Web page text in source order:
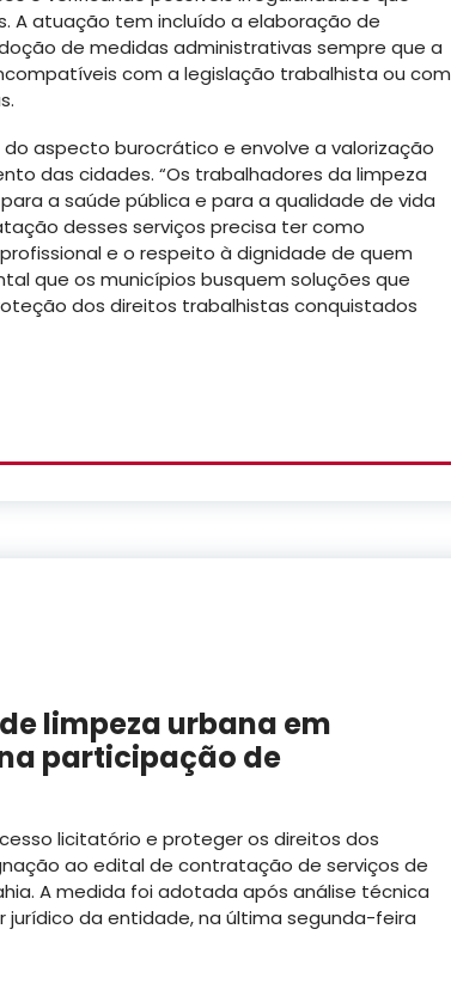
A atuação tem incluído a elaboração de
de medidas administrativas sempre que a
com a legislação trabalhista ou com
aspecto burocrático e envolve a valorização
das cidades. “Os trabalhadores da limpeza
a saúde pública e para a qualidade de vida
desses serviços precisa ter como
e o respeito à dignidade de quem
que os municípios busquem soluções que
dos direitos trabalhistas conquistados
limpeza urbana em
participação de
licitatório e proteger os direitos dos
ao edital de contratação de serviços de
A medida foi adotada após análise técnica
da entidade, na última segunda-feira